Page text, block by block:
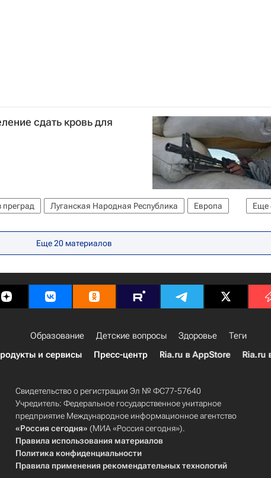
сдать кровь для
Еще
преград Луганская Народная Республика
Европа
Еще 20 материалов
Образование Детские вопросы Здоровье
Теги
и сервисы Пресс-центр Ria.ru в AppStore Ria.ru
Свидетельство о регистрации Эл № ФС77-57640
Учредитель: Федеральное государственное унитарное
предприятие Международное информационное агентство
«Россия сегодня» (МИА «Россия сегодня»).
Правила использования материалов
Политика конфиденциальности
Правила применения рекомендательных технологий